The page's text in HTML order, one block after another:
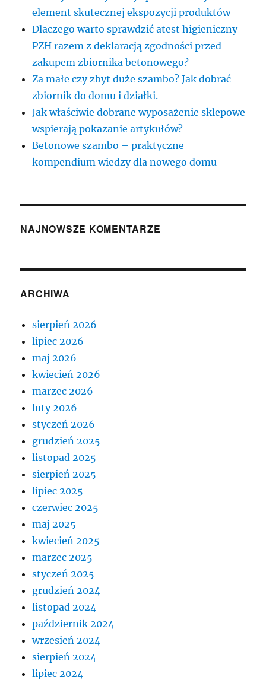
element skutecznej ekspozycji produktów
Dlaczego warto sprawdzić atest higieniczny
PZH razem z deklaracją zgodności przed
zakupem zbiornika betonowego?
Za małe czy zbyt duże szambo? Jak dobrać
zbiornik do domu i działki.
Jak właściwie dobrane wyposażenie sklepowe
wspierają pokazanie artykułów?
Betonowe szambo – praktyczne
kompendium wiedzy dla nowego domu
NAJNOWSZE KOMENTARZE
ARCHIWA
sierpień 2026
lipiec 2026
maj 2026
kwiecień 2026
marzec 2026
luty 2026
styczeń 2026
grudzień 2025
listopad 2025
sierpień 2025
lipiec 2025
czerwiec 2025
maj 2025
kwiecień 2025
marzec 2025
styczeń 2025
grudzień 2024
listopad 2024
październik 2024
wrzesień 2024
sierpień 2024
lipiec 2024